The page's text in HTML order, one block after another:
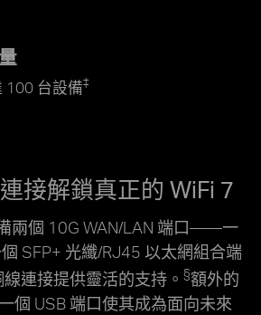
100 台設備‡
接解鎖真正的 WiFi 7
兩個 10G WAN/LAN 端口——一
SFP+ 光纖/RJ45 以太網組合端
連接提供靈活的支持。 §額外的
個 USB 端口使其成為面向未來